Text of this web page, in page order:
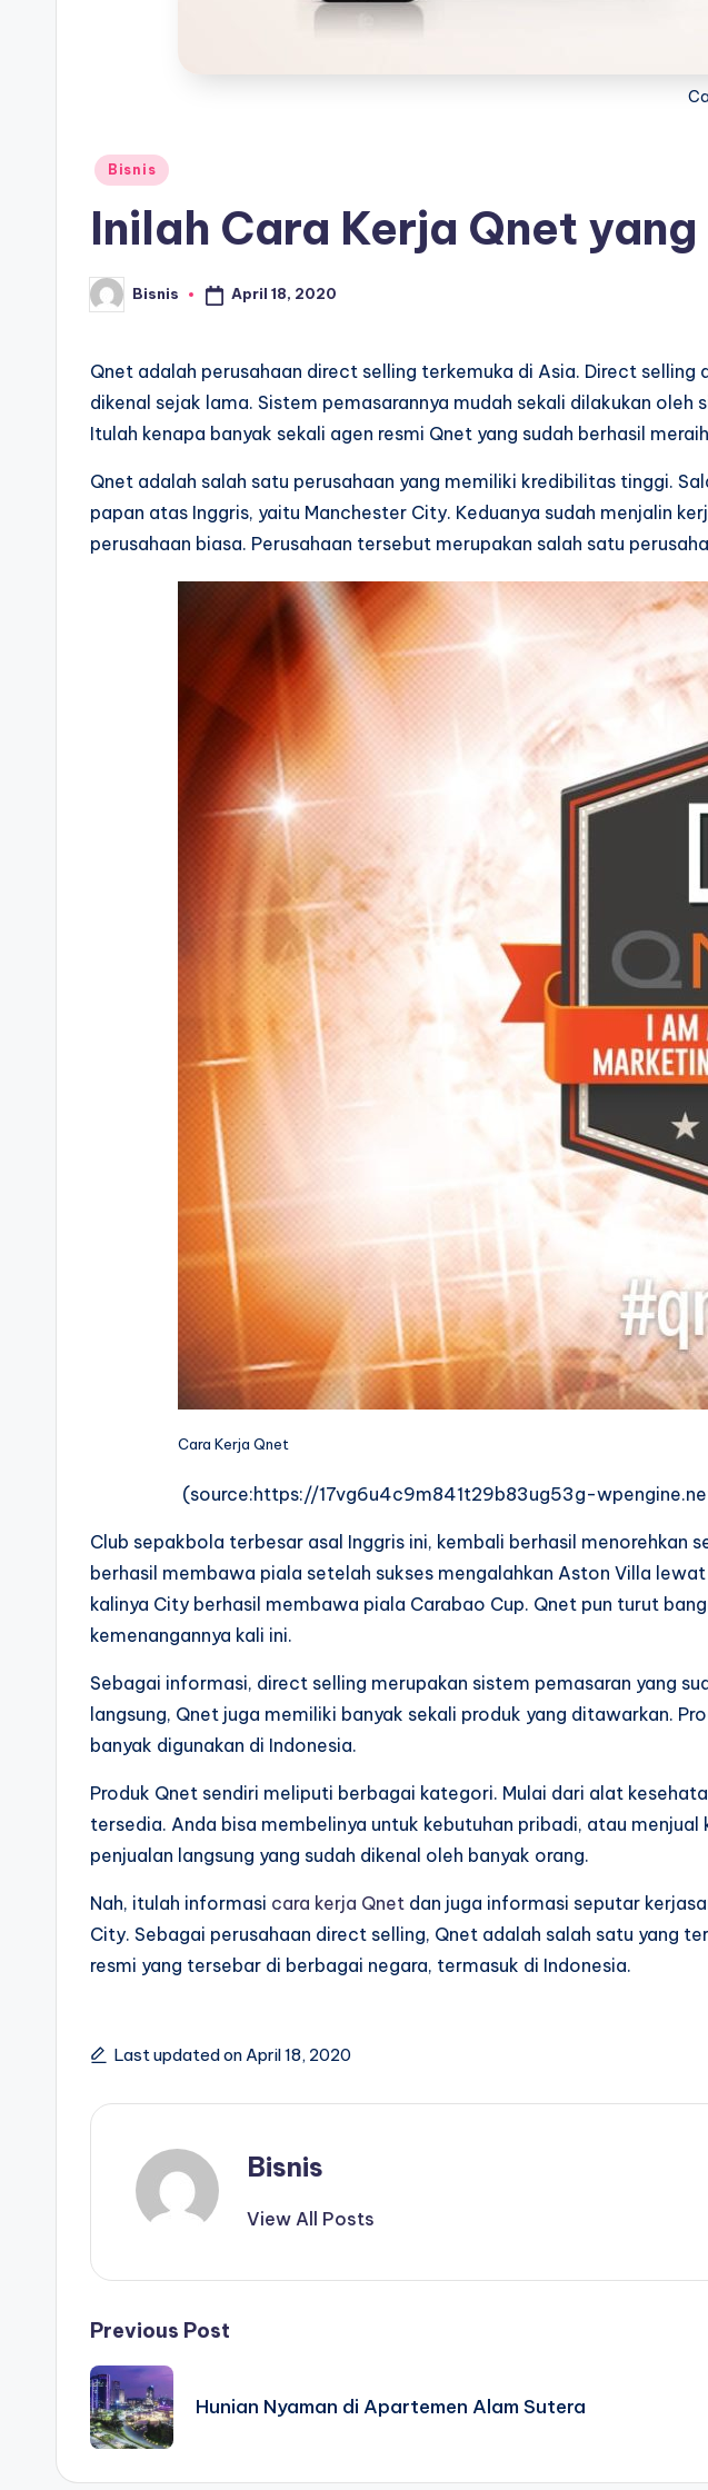
Posted
Bisnis
Inilah Cara Kerja Qnet
Posted
by
Bisnis April 18, 2020
Qnet adalah perusahaan direct selling terkemuka di Asia. Direct
dikenal sejak lama. Sistem pemasarannya mudah sekali dilakukan oleh
Itulah kenapa banyak sekali agen resmi Qnet yang sudah berhasil
Qnet adalah salah satu perusahaan yang memiliki kredibilitas tinggi.
papan atas Inggris, yaitu Manchester City. Keduanya sudah menjalin
perusahaan biasa. Perusahaan tersebut merupakan salah satu
Cara Kerja Qnet
(source:https://17vg6u4c9m841t29b83ug53g-
Club sepakbola terbesar asal Inggris ini, kembali berhasil menorehkan
berhasil membawa piala setelah sukses mengalahkan Aston Villa
kalinya City berhasil membawa piala Carabao Cup. Qnet pun turut
kemenangannya kali ini.
Sebagai informasi, direct selling merupakan sistem pemasaran yang
langsung, Qnet juga memiliki banyak sekali produk yang ditawarkan.
banyak digunakan di Indonesia.
Produk Qnet sendiri meliputi berbagai kategori. Mulai dari alat
tersedia. Anda bisa membelinya untuk kebutuhan pribadi, atau
penjualan langsung yang sudah dikenal oleh banyak orang.
Nah, itulah informasi cara kerja Qnet dan juga informasi seputar
City. Sebagai perusahaan direct selling, Qnet adalah salah satu yang
resmi yang tersebar di berbagai negara, termasuk di Indonesia.
Last updated on April 18, 2020
Bisnis
View All Posts
Post
navigation
Previous Post
Hunian Nyaman di Apartemen Alam Sutera